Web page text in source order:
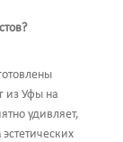
из Уфы на
удивляет,